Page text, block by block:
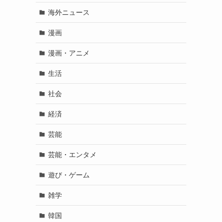
海外ニュース
漫画
漫画・アニメ
生活
社会
経済
芸能
芸能・エンタメ
遊び・ゲーム
雑学
韓国